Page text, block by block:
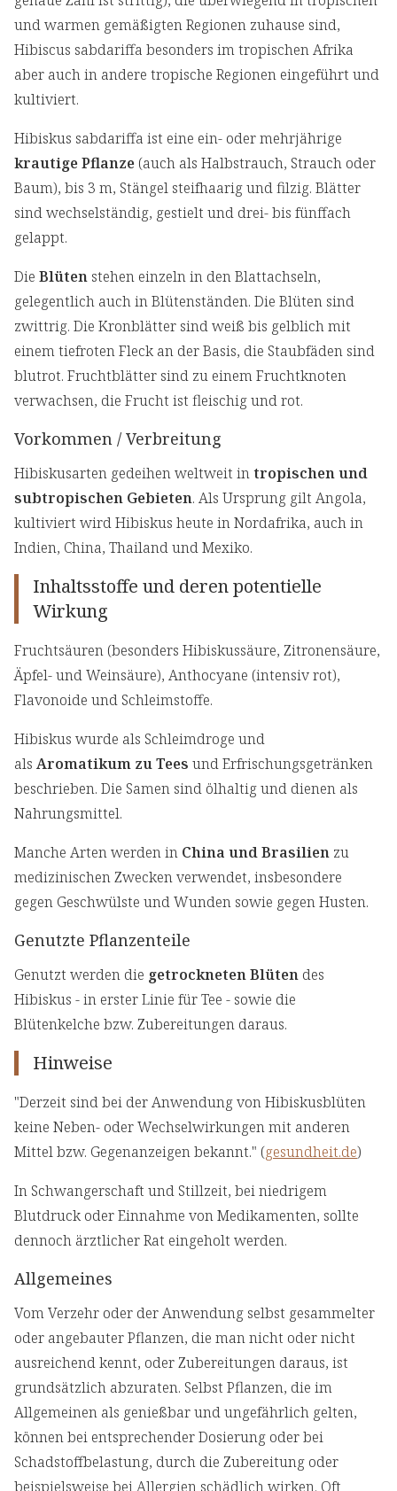
und warmen gemäßigten Regionen zuhause sind,
Hibiscus sabdariffa besonders im tropischen Afrika
aber auch in andere tropische Regionen eingeführt und
kultiviert.
Hibiskus sabdariffa ist eine ein- oder mehrjährige
krautige Pflanze (auch als Halbstrauch, Strauch oder
Baum), bis 3 m, Stängel steifhaarig und filzig. Blätter
sind wechselständig, gestielt und drei- bis fünffach
gelappt.
Die Blüten stehen einzeln in den Blattachseln,
gelegentlich auch in Blütenständen. Die Blüten sind
zwittrig. Die Kronblätter sind weiß bis gelblich mit
einem tiefroten Fleck an der Basis, die Staubfäden sind
blutrot. Fruchtblätter sind zu einem Fruchtknoten
verwachsen, die Frucht ist fleischig und rot.
Vorkommen / Verbreitung
Hibiskusarten gedeihen weltweit intropischen und
subtropischen Gebieten. Als Ursprung gilt Angola,
kultiviert wird Hibiskus heute in Nordafrika, auch in
Indien, China, Thailand und Mexiko.
Inhaltsstoffe und deren potentielle
Wirkung
Fruchtsäuren (besonders Hibiskussäure, Zitronensäure,
Äpfel- und Weinsäure), Anthocyane (intensiv rot),
Flavonoide und Schleimstoffe.
Hibiskus wurde als Schleimdroge und
als Aromatikum zu Tees und Erfrischungsgetränken
beschrieben. Die Samen sind ölhaltig und dienen als
Nahrungsmittel.
Manche Arten werden in China und Brasilien zu
medizinischen Zwecken verwendet, insbesondere
gegen Geschwülste und Wunden sowie gegen Husten.
Genutzte Pflanzenteile
Genutzt werden die getrockneten Blüten des
Hibiskus - in erster Linie für Tee - sowie die
Blütenkelche bzw. Zubereitungen daraus.
Hinweise
"Derzeit sind bei der Anwendung von Hibiskusblüten
keine Neben- oder Wechselwirkungen mit anderen
Mittel bzw. Gegenanzeigen bekannt." (gesundheit.de)
In Schwangerschaft und Stillzeit, bei niedrigem
Blutdruck oder Einnahme von Medikamenten, sollte
dennoch ärztlicher Rat eingeholt werden.
Allgemeines
Vom Verzehr oder der Anwendung selbst gesammelter
oder angebauter Pflanzen, die man nicht oder nicht
ausreichend kennt, oder Zubereitungen daraus, ist
grundsätzlich abzuraten. Selbst Pflanzen, die im
Allgemeinen als genießbar und ungefährlich gelten,
können bei entsprechender Dosierung oder bei
Schadstoffbelastung, durch die Zubereitung oder
beispielsweise bei Allergien schädlich wirken. Oft